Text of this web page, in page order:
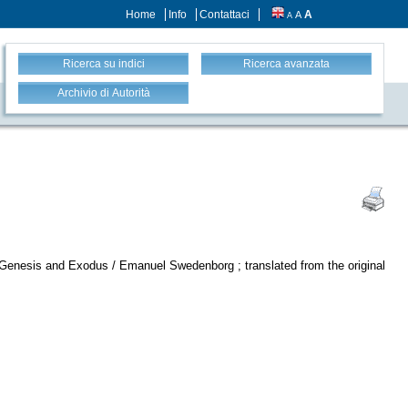
Home Info Contattaci A A A
Ricerca su indici Ricerca avanzata
Archivio di Autorità